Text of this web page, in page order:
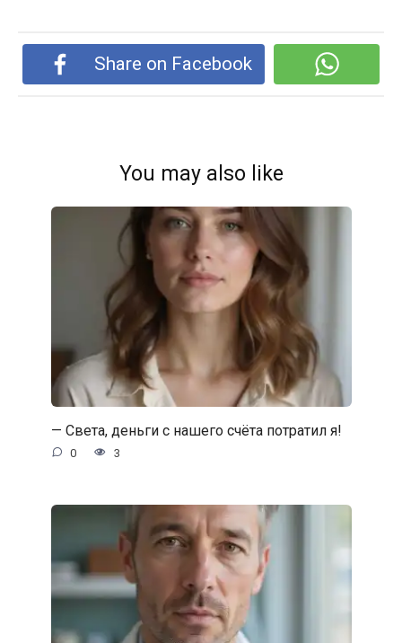
Share on Facebook
You may also like
— Света, деньги с нашего счёта потратил я!
0 3